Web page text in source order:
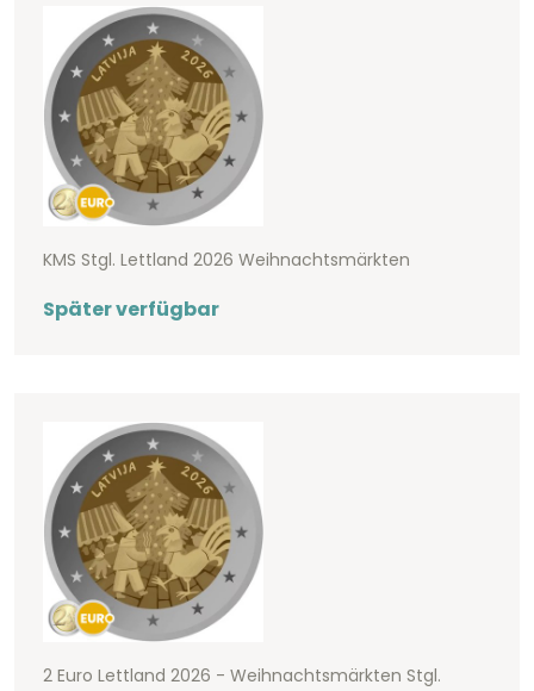
KMS Stgl. Lettland 2026 Weihnachtsmärkten
Später verfügbar
2 Euro Lettland 2026 - Weihnachtsmärkten Stgl.